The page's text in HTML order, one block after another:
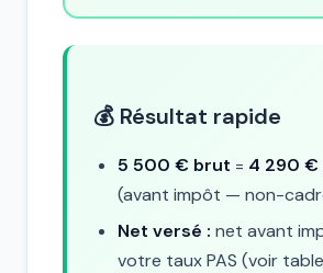
💰 Résultat rapide
5 500 € brut = 4 290 €
(avant impôt — non-
Net versé : net avant
votre taux PAS (voir